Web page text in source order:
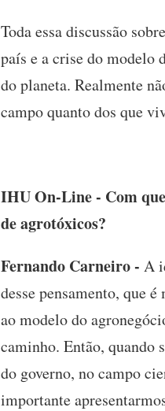
Toda essa discussão
país e a crise do modelo
do planeta. Realmente
campo quanto dos que
IHU On-Line - Com
de agrotóxicos?
Fernando Carneiro - A
desse pensamento, que
ao modelo do
caminho. Então, quando
do governo, no campo
importante